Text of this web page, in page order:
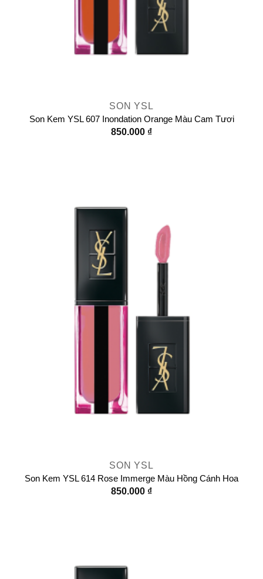
SON YSL
Son Kem YSL 607 Inondation Orange Màu Cam Tươi
850.000 ₫
SON YSL
Son Kem YSL 614 Rose Immerge Màu Hồng Cánh Hoa
850.000 ₫